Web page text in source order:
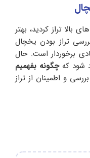
بالا تراز کردید، بهتر
تراز بودن یخچال
برخوردار است. حال
شود کهچگونه بفهمیم
و اطمینان از تراز